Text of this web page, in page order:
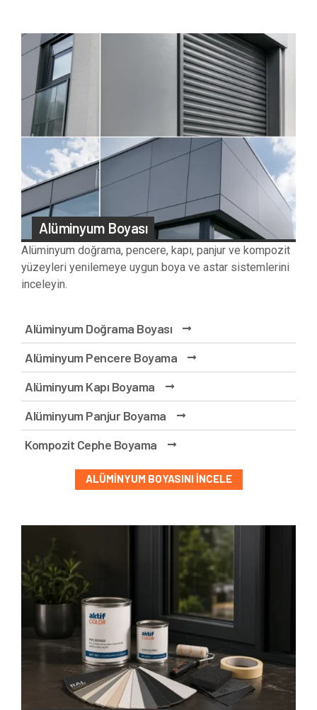
Alüminyum Boyası
Alüminyum doğrama, pencere, kapı, panjur ve kompozit
yüzeyleri yenilemeye uygun boya ve astar sistemlerini
inceleyin.
Alüminyum Doğrama Boyası
Alüminyum Pencere Boyama
Alüminyum Kapı Boyama
Alüminyum Panjur Boyama
Kompozit Cephe Boyama
ALÜMINYUM BOYASINI İNCELE